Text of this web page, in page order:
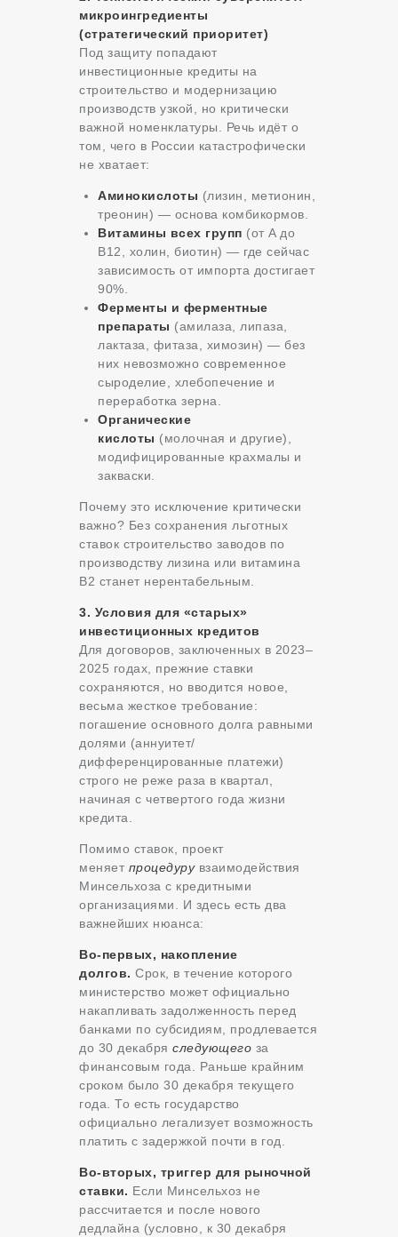
микроингредиенты
(стратегический приоритет)
Под защиту попадают
инвестиционные кредиты на
строительство и модернизацию
производств узкой, но критически
важной номенклатуры. Речь идёт о
том, чего в России катастрофически
не хватает:
Аминокислоты (лизин, метионин,
треонин) — основа комбикормов.
Витамины всех групп (от A до
B12, холин, биотин) — где сейчас
зависимость от импорта достигает
90%.
Ферменты и ферментные
препараты (амилаза, липаза,
лактаза, фитаза, химозин) — без
них невозможно современное
сыроделие, хлебопечение и
переработка зерна.
Органические
кислоты (молочная и другие),
модифицированные крахмалы и
закваски.
Почему это исключение критически
важно? Без сохранения льготных
ставок строительство заводов по
производству лизина или витамина
B2 станет нерентабельным.
3. Условия для «старых»
инвестиционных кредитов
Для договоров, заключенных в 2023–
2025 годах, прежние ставки
сохраняются, но вводится новое,
весьма жесткое требование:
погашение основного долга равными
долями (аннуитет/
дифференцированные платежи)
строго не реже раза в квартал,
начиная с четвертого года жизни
кредита.
Помимо ставок, проект
меняет процедурувзаимодействия
Минсельхоза с кредитными
организациями. И здесь есть два
важнейших нюанса:
Во-первых, накопление
долгов. Срок, в течение которого
министерство может официально
накапливать задолженность перед
банками по субсидиям, продлевается
до 30 декабря следующего за
финансовым года. Раньше крайним
сроком было 30 декабря текущего
года. То есть государство
официально легализует возможность
платить с задержкой почти в год.
Во-вторых, триггер для рыночной
ставки. Если Минсельхоз не
рассчитается и после нового
дедлайна (условно, к 30 декабря